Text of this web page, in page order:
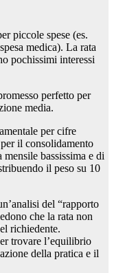
piccole spese (es.
medica). La rata
pochissimi interessi
perfetto per
media.
per cifre
il consolidamento
bassissima e di
il peso su 10
del “rapporto
che la rata non
richiedente.
trovare l’equilibrio
della pratica e il